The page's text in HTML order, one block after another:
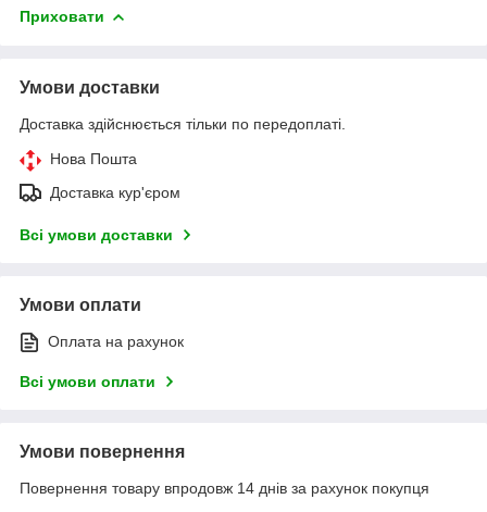
Приховати
Умови доставки
Доставка здійснюється тільки по передоплаті.
Нова Пошта
Доставка кур'єром
Всі умови доставки
Умови оплати
Оплата на рахунок
Всі умови оплати
Умови повернення
Повернення товару впродовж 14 днів за рахунок покупця